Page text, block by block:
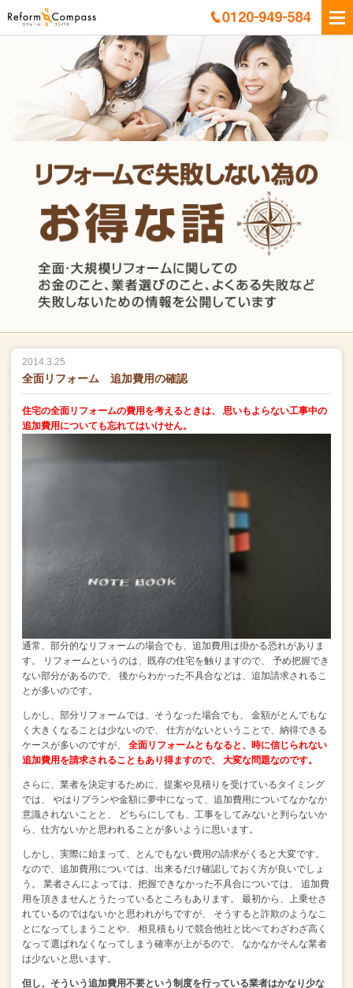
2014.3.25
全面リフォーム 追加費用の確認
住宅の全面リフォームの費用を考えるときは、
思いもよらない工事中の
追加費用についても忘れてはいけせん。
通常、部分的なリフォームの場合でも、追加費用は掛かる恐れがありま
す。
リフォームというのは、既存の住宅を触りますので、
予め把握でき
ない部分があるので、
後からわかった不具合などは、追加請求されるこ
とが多いのです。
しかし、部分リフォームでは、そうなった場合でも、
金額がとんでもな
く大きくなることは少ないので、
仕方がないということで、納得できる
ケースが多いのですが、
全面リフォームともなると、時に信じられない
追加費用を請求されることもあり得ますので、
大変な問題なのです。
さらに、業者を決定するために、提案や見積りを受けているタイミング
では、
やはりプランや金額に夢中になって、追加費用についてなかなか
意識されないことと、
どちらにしても、工事をしてみないと判らないか
ら、仕方ないかと思われることが多いように思います。
しかし、実際に始まって、とんでもない費用の請求がくると大変です。
なので、追加費用については、出来るだけ確認しておく方が良いでしょ
う。
業者さんによっては、把握できなかった不具合については、
追加費
用を頂きませんとうたっているところもあります。
最初から、上乗せさ
れているのではないかと思われがちですが、
そうすると詐欺のようなこ
とになってしまうことや、
相見積もりで競合他社と比べてわざわざ高く
なって選ばれなくなってしまう確率が上がるので、
なかなかそんな業者
は少ないと思います。
但し、そういう追加費用不要という制度を行っている業者はかなり少な